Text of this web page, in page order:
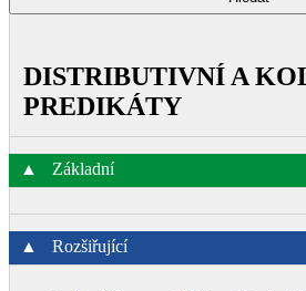
DISTRIBUTIVNÍ A
PREDIKÁTY
▲ Základní
▲ Rozšiřující